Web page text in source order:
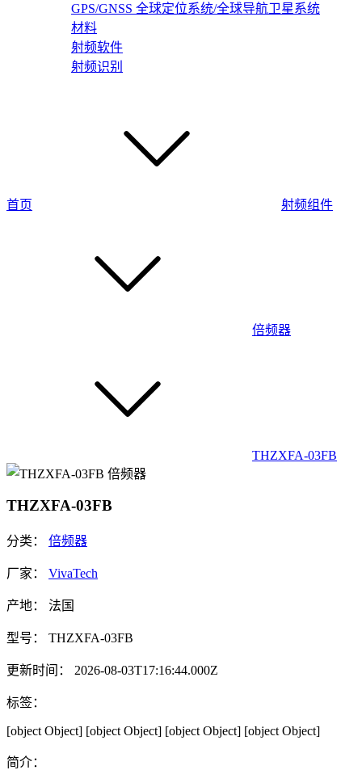
GPS/GNSS 全球定位系统/全球导航卫星系统
材料
射频软件
射频识别
首页 射频组件
倍频器
THZXFA-03FB
THZXFA-03FB
分类： 倍频器
厂家： VivaTech
产地： 法国
型号： THZXFA-03FB
更新时间： 2026-08-03T17:16:44.000Z
标签：
[object Object] [object Object] [object Object] [object Object]
简介：